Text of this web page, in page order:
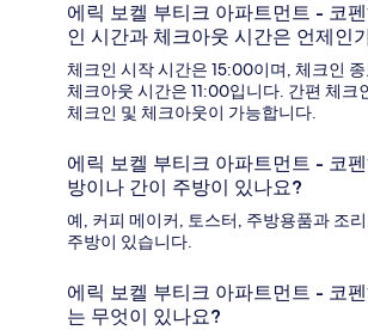
에릭 보켈 부티크 아파트먼트 - 코
인 시간과 체크아웃 시간은 언제인
체크인 시작 시간은 15:00이며, 체크인
체크아웃 시간은 11:00입니다. 간편 체크
체크인 및 체크아웃이 가능합니다.
에릭 보켈 부티크 아파트먼트 - 코
방이나 간이 주방이 있나요?
예, 커피 메이커, 토스터, 주방용품과 조
주방이 있습니다.
에릭 보켈 부티크 아파트먼트 - 코
는 무엇이 있나요?